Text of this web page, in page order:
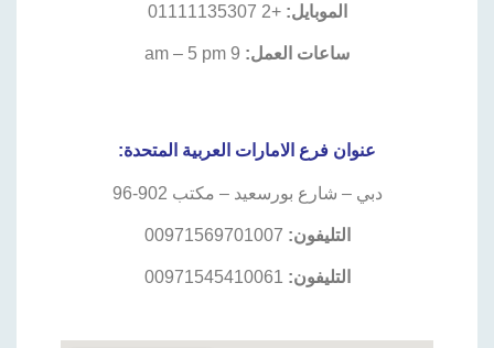
الموبايل: +2 01111135307
ساعات العمل:
عنوان فرع الامارات العربية المتحدة:
دبي – شارع بورسعيد – مكتب 902-96
التليفون:
التليفون: